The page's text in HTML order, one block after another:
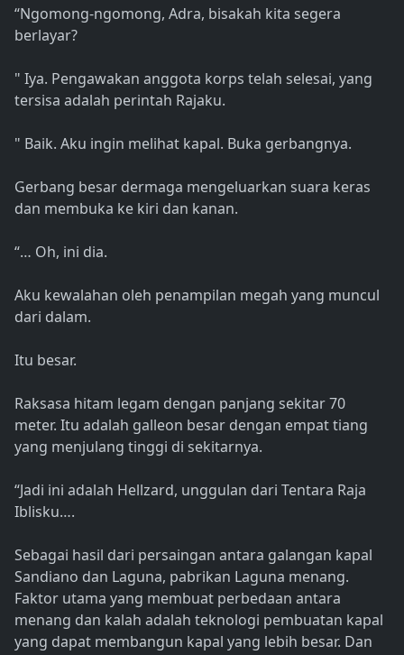
“Ngomong-ngomong, Adra, bisakah kita segera
berlayar?
" Iya. Pengawakan anggota korps telah selesai, yang
tersisa adalah perintah Rajaku.
" Baik. Aku ingin melihat kapal. Buka gerbangnya.
Gerbang besar dermaga mengeluarkan suara keras
dan membuka ke kiri dan kanan.
“… Oh, ini dia.
Aku kewalahan oleh penampilan megah yang muncul
dari dalam.
Itu besar.
Raksasa hitam legam dengan panjang sekitar 70
meter. Itu adalah galleon besar dengan empat tiang
yang menjulang tinggi di sekitarnya.
“Jadi ini adalah Hellzard, unggulan dari Tentara Raja
Iblisku….
Sebagai hasil dari persaingan antara galangan kapal
Sandiano dan Laguna, pabrikan Laguna menang.
Faktor utama yang membuat perbedaan antara
menang dan kalah adalah teknologi pembuatan kapal
yang dapat membangun kapal yang lebih besar. Dan